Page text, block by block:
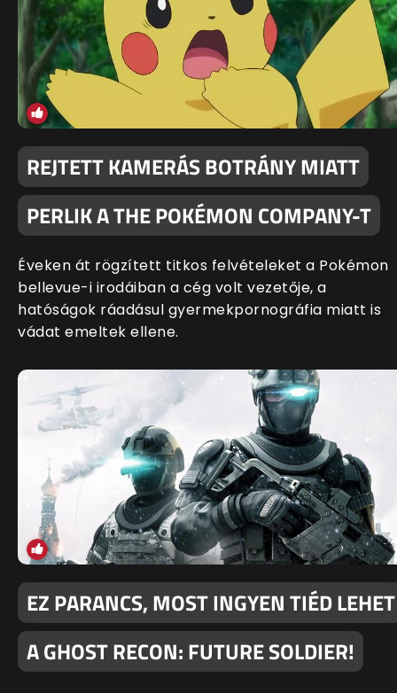
REJTETT KAMERÁS BOTRÁNY MIATT
PERLIK A THE POKÉMON COMPANY-T
Éveken át rögzített titkos felvételeket a Pokémon
bellevue-i irodáiban a cég volt vezetője, a
hatóságok ráadásul gyermekpornográfia miatt is
vádat emeltek ellene.
EZ PARANCS, MOST INGYEN TIÉD LEHET
A GHOST RECON: FUTURE SOLDIER!